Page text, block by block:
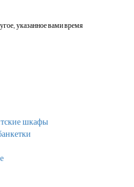
указанное вами время
шкафы